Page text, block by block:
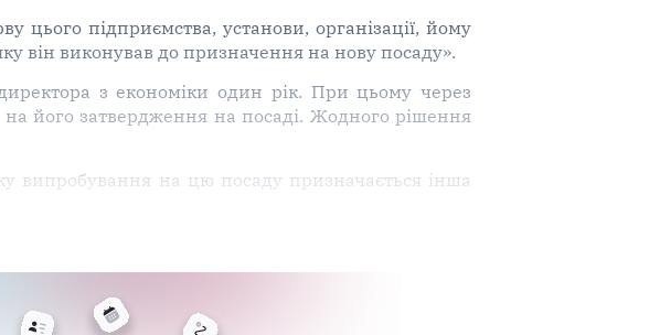
цього підприємства, установи, організації, йому
він виконував до призначення на нову посаду».
з економіки один рік. При цьому через
його затвердження на посаді. Жодного рішення
випробування на цю посаду призначається інша